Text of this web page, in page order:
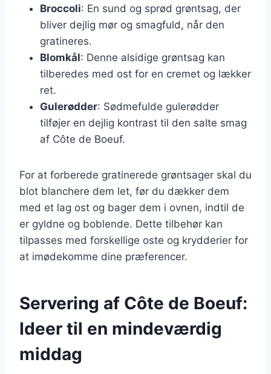
Broccoli: En sund og sprød grøntsag, der
bliver dejlig mør og smagfuld, når den
gratineres.
Blomkål: Denne alsidige grøntsag kan
tilberedes med ost for en cremet og lækker
ret.
Gulerødder: Sødmefulde gulerødder
tilføjer en dejlig kontrast til den salte smag
af Côte de Boeuf.
For at forberede gratinerede grøntsager skal du
blot blanchere dem let, før du dækker dem
med et lag ost og bager dem i ovnen, indtil de
er gyldne og boblende. Dette tilbehør kan
tilpasses med forskellige oste og krydderier for
at imødekomme dine præferencer.
Servering af Côte de Boeuf:
Ideer til en mindeværdig
middag